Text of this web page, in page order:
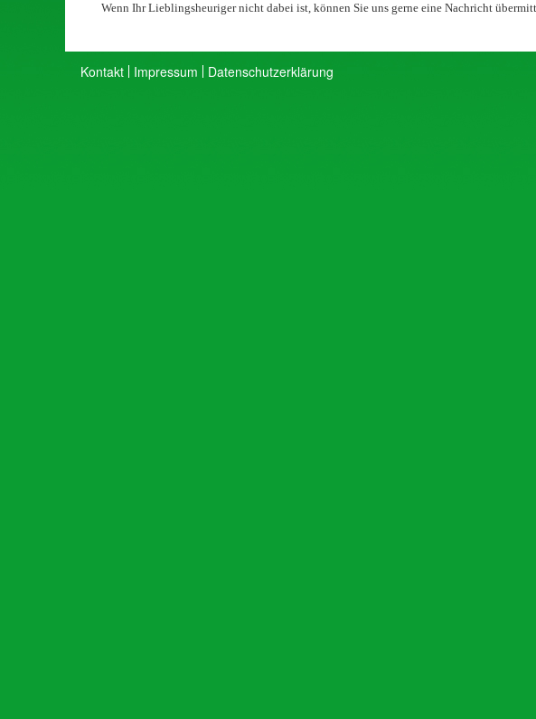
Wenn Ihr Lieblingsheuriger nicht dabei ist, können Sie uns gerne eine Nachricht
Kontakt Impressum Datenschutzerklärung